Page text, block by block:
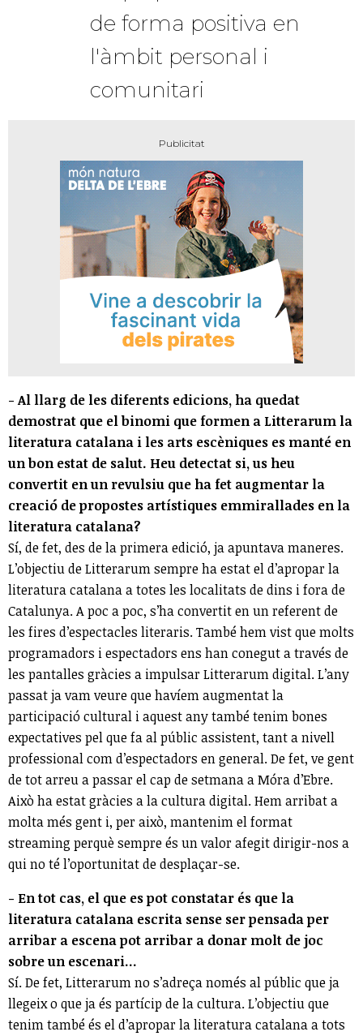
de forma positiva en
l'àmbit personal i
comunitari
- Al llarg de les diferents edicions, ha quedat
demostrat que el binomi que formen a Litterarum la
literatura catalana i les arts escèniques es manté en
un bon estat de salut. Heu detectat si, us heu
convertit en un revulsiu que ha fet augmentar la
creació de propostes artístiques emmirallades en la
literatura catalana?
Sí, de fet, des de la primera edició, ja apuntava maneres.
L’objectiu de Litterarum sempre ha estat el d’apropar la
literatura catalana a totes les localitats de dins i fora de
Catalunya. A poc a poc, s’ha convertit en un referent de
les fires d’espectacles literaris. També hem vist que molts
programadors i espectadors ens han conegut a través de
les pantalles gràcies a impulsar Litterarum digital. L’any
passat ja vam veure que havíem augmentat la
participació cultural i aquest any també tenim bones
expectatives pel que fa al públic assistent, tant a nivell
professional com d’espectadors en general. De fet, ve gent
de tot arreu a passar el cap de setmana a Móra d’Ebre.
Això ha estat gràcies a la cultura digital. Hem arribat a
molta més gent i, per això, mantenim el format
streaming perquè sempre és un valor afegit dirigir-nos a
qui no té l’oportunitat de desplaçar-se.
- En tot cas, el que es pot constatar és que la
literatura catalana escrita sense ser pensada per
arribar a escena pot arribar a donar molt de joc
sobre un escenari...
Sí. De fet, Litterarum no s’adreça només al públic que ja
llegeix o que ja és partícip de la cultura. L’objectiu que
tenim també és el d’apropar la literatura catalana a tots